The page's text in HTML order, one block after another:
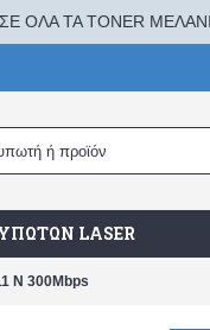
ΟΛΑ ΤΑ TONER
LASER
N 300Mbps